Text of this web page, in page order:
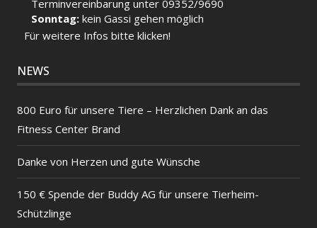
Terminvereinbarung unter 09352/9690
Sonntag:kein Gassi gehen möglich
Für weitere Infos bitte klicken!
NEWS
800 Euro für unsere Tiere – Herzlichen Dank an das
Fitness Center Brand
Danke von Herzen und gute Wünsche
150 € Spende der Buddy AG für unsere Tierheim-
Schützlinge